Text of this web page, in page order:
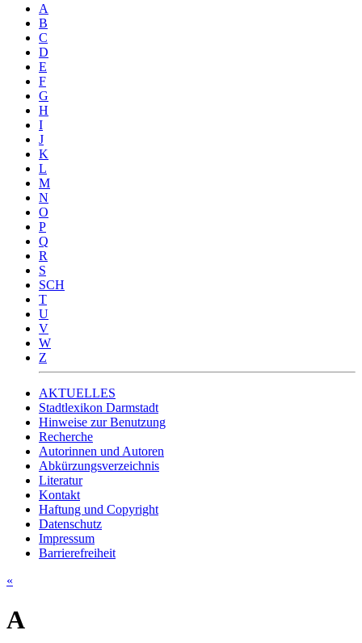
A
B
C
D
E
F
G
H
I
J
K
L
M
N
O
P
Q
R
S
SCH
T
U
V
W
Z
AKTUELLES
Stadtlexikon Darmstadt
Hinweise zur Benutzung
Recherche
Autorinnen und Autoren
Abkürzungsverzeichnis
Literatur
Kontakt
Haftung und Copyright
Datenschutz
Impressum
Barrierefreiheit
«
A